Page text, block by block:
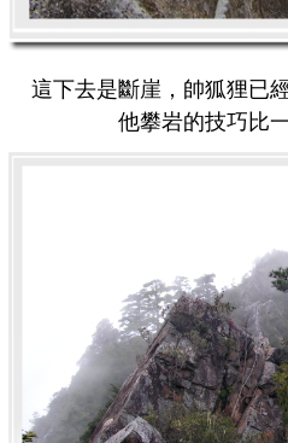
這下去是斷崖，帥狐狸已
他攀岩的技巧比